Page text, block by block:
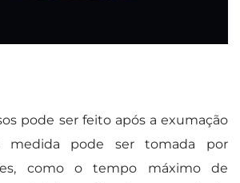
pode ser feito após a exumação
medida pode ser tomada por
como o tempo máximo de